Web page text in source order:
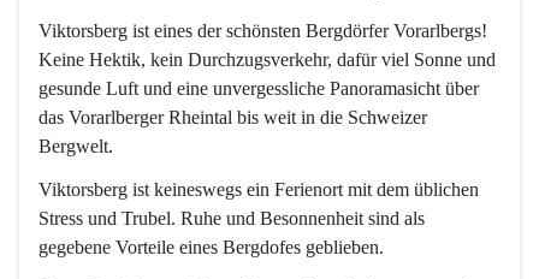
Viktorsberg ist eines der schönsten Bergdörfer Vorarlbergs!
Keine Hektik, kein Durchzugsverkehr, dafür viel Sonne und
gesunde Luft und eine unvergessliche Panoramasicht über
das Vorarlberger Rheintal bis weit in die Schweizer
Bergwelt.
Viktorsberg ist keineswegs ein Ferienort mit dem üblichen
Stress und Trubel. Ruhe und Besonnenheit sind als
gegebene Vorteile eines Bergdofes geblieben.